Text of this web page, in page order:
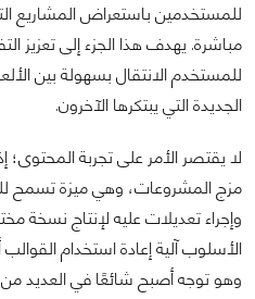
للمستخدمين باستعراض المشاريع
مباشرة. يهدف هذا الجزء إلى تعزيز
للمستخدم الانتقال بسهولة بين
الجديدة التي يبتكرها الآخرون.
لا يقتصر الأمر على تجربة المحتوى؛
مزج المشروعات، وهي ميزة تسمح
وإجراء تعديلات عليه لإنتاج نسخة
الأسلوب آلية إعادة استخدام
وهو توجه أصبح شائعًا في العديد من